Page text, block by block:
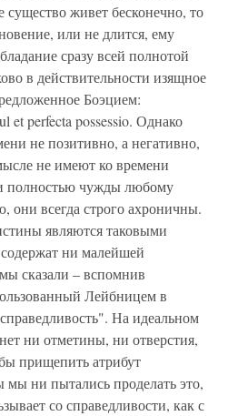
существо живет бесконечно, то
или не длится, ему
сразу всей полнотой
в действительности изящное
Боэцием:
et perfecta possessio. Однако
не позитивно, а негативно,
не имеют ко времени
полностью чужды любому
они всегда строго ахроничны.
являются таковыми
содержат ни малейшей
сказали – вспомнив
Лейбницем в
На идеальном
ни отметины, ни отверстия,
прищепить атрибут
мы ни пытались проделать это,
со справедливости, как с